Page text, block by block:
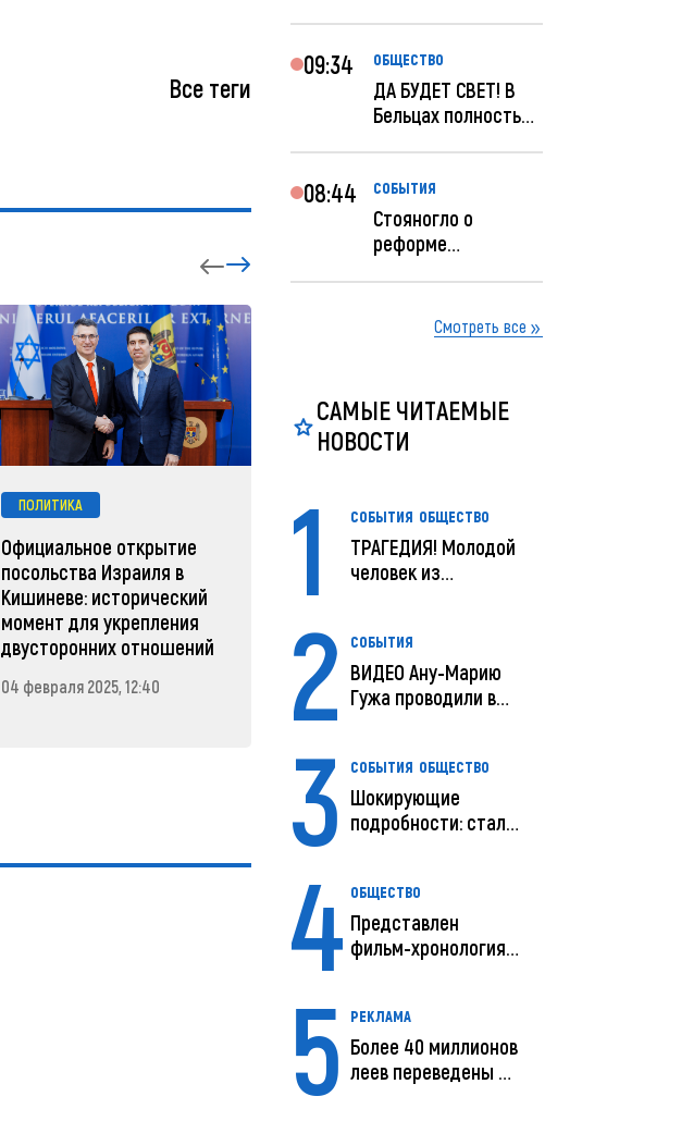
Все теги
ПОЛИТИКА
Официальное открытие
посольства Израиля в
Кишиневе: исторический
момент для укрепления
двусторонних отношений
04 февраля 2025, 12:40
Зеленский объявляет о
радикальной
реструктуризации армии
04 февраля 2025, 11:49
09:34 ОБЩЕСТВО
ДА БУДЕТ СВЕТ! В
Бельцах полностью
08:44 СОБЫТИЯ
Стояногло о
реформе
реформир...Смотреть все
САМЫЕ ЧИТАЕМЫЕ
НОВОСТИ
1 СОБЫТИЯ ОБЩЕСТВО
ТРАГЕДИЯ! Молодой
человек из
2 СОБЫТИЯ
ВИДЕО Ану-Марию
Гужа проводили в
3 СОБЫТИЯ ОБЩЕСТВО
Шокирующие
подробности: стали
4 ОБЩЕСТВО
Представлен
фильм-хронология
5 РЕКЛАМА
Более 40 миллионов
леев переведены с